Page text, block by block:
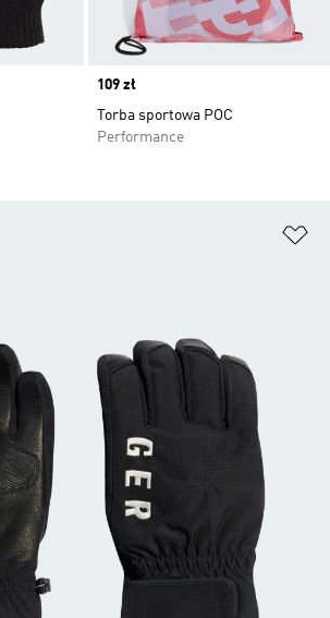
Price
109 zł
Torba sportowa POC
Performance